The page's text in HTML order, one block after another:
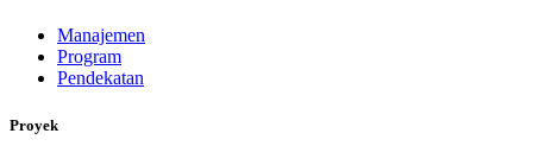
Manajemen
Program
Pendekatan
Proyek